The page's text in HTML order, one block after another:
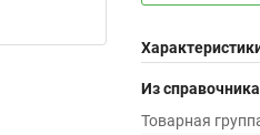
Из
Товарная